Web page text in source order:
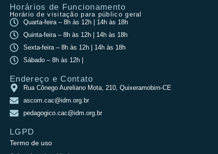
Horários de Funcionamento
Horário de visitação para público geral
Quarta-feira – 8h às 12h | 14h às 18h
Quinta-feira – 8h às 12h | 14h às 18h
Sexta-feira – 8h às 12h | 14h às 18h
Sábado – 8h às 12h |
Endereço e Contato
Rua Cônego Aureliano Mota, 210, Quixeramobim-CE
ascom.cac@idm.org.br
pedagogico.cac@idm.org.br
LGPD
Termo de uso